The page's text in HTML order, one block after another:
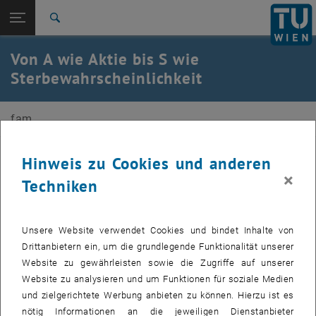
TU Login
Quicklinks
Quicklinks-Menü umschalten
Studium
International
Karriere
Zur 1. Menü Ebene
E105-01&05 Forschungsbereich Finanz- und
Versicherungsmathematik
Simulationen
Von A wie Aktie bis S wie
Sterbewahrscheinlichkeit
fam
Finden Sie selbst spielerisch heraus...
Welche eignen sich für ein Glücksspiel, welche für den
Aktienmarkt? Wo kommen zusätzliche Unsicherheiten dazu?
Wie hoch ist Ihre Restlebenserwartung und die Ihrer Angehörigen?
Wie hoch war Sie bei Ihrer Geburt?
Mit welchen Prämien könnten Sie eine private Zusatzpension
Hinweis zu Cookies und anderen
Techniken
×
Unsere Website verwendet Cookies und bindet Inhalte von
Drittanbietern ein, um die grundlegende Funktionalität unserer
Website zu gewährleisten sowie die Zugriffe auf unserer
Website zu analysieren und um Funktionen für soziale Medien
und zielgerichtete Werbung anbieten zu können. Hierzu ist es
nötig Informationen an die jeweiligen Dienstanbieter